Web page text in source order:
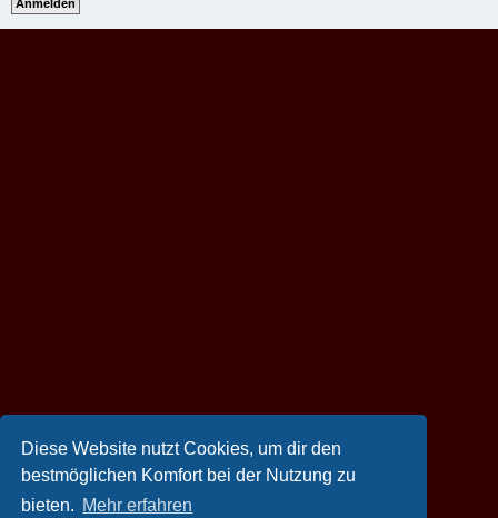
Diese Website nutzt Cookies, um dir den
bestmöglichen Komfort bei der Nutzung zu
bieten. Mehr erfahren